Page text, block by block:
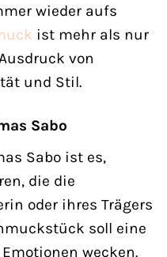
wieder aufs
ist mehr als nur
von
und Stil.
Sabo
Sabo ist es,
die die
oder ihres Trägers
soll eine
wecken.